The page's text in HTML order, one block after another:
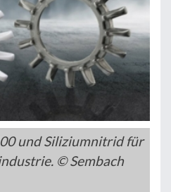
und Siliziumnitrid für
© Sembach